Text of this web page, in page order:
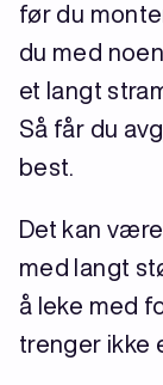
før du
du med
et langt
Så får du
best.
Det kan
med langt
å leke med
trenger ikke